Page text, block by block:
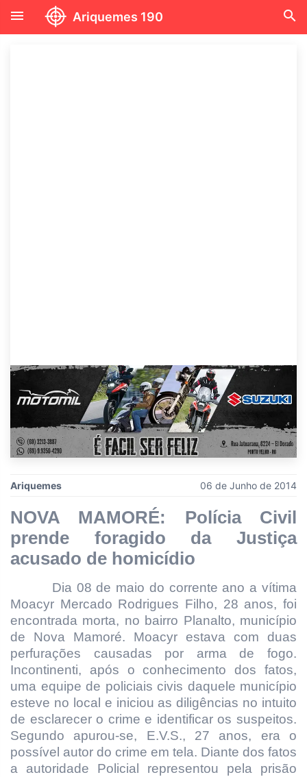
menu Ariquemes 190 search
Ariquemes 06 de Junho de 2014
NOVA MAMORÉ: Polícia Civil
prende foragido da Justiça
acusado de homicídio
Dia 08 de maio do corrente ano a vítima
Moacyr Mercado Rodrigues Filho, 28 anos, foi
encontrada morta, no bairro Planalto, município
de Nova Mamoré. Moacyr estava com duas
perfurações causadas por arma de fogo.
Incontinenti, após o conhecimento dos fatos,
uma equipe de policiais civis daquele município
esteve no local e iniciou as diligências no intuito
de esclarecer o crime e identificar os suspeitos.
Segundo apurou-se, E.V.S., 27 anos, era o
possível autor do crime em tela. Diante dos fatos
a autoridade Policial representou pela prisão